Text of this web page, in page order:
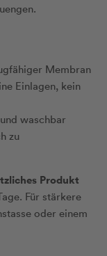
Membran
Einlagen, kein
waschbar
zu
Produkt
Für stärkere
oder einem